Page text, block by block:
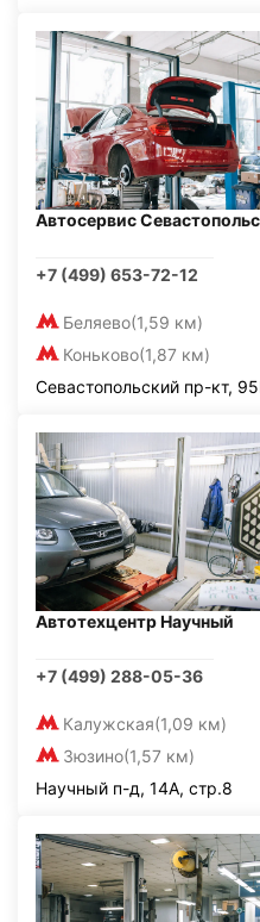
Автосервис
+7 (499) 653-72-12
Беляево(1,59 км)
Коньково(1,87 км)
Севастопольский пр-кт,
Автотехцентр Научный
+7 (499) 288-05-36
Калужская(1,09 км)
Зюзино(1,57 км)
Научный п-д, 14А, стр.8